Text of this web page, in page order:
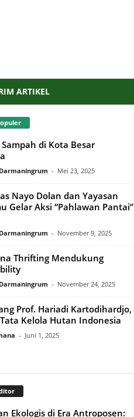
ARTIKEL
di Kota Besar
- Mei 23, 2025
Nayo Dolan dan Yayasan
Gelar Aksi “Pahlawan Pantai”
- November 9, 2025
Thrifting Mendukung
- November 24, 2025
Prof. Hariadi Kartodihardjo,
Kelola Hutan Indonesia
- Juni 1, 2025
Ekologis di Era Antroposen: